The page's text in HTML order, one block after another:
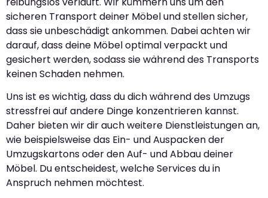
sicheren Transport deiner Möbel und stellen sicher,
dass sie unbeschädigt ankommen. Dabei achten wir
darauf, dass deine Möbel optimal verpackt und
gesichert werden, sodass sie während des Transports
keinen Schaden nehmen.
Uns ist es wichtig, dass du dich während des Umzugs
stressfrei auf andere Dinge konzentrieren kannst.
Daher bieten wir dir auch weitere Dienstleistungen an,
wie beispielsweise das Ein- und Auspacken der
Umzugskartons oder den Auf- und Abbau deiner
Möbel. Du entscheidest, welche Services du in
Anspruch nehmen möchtest.